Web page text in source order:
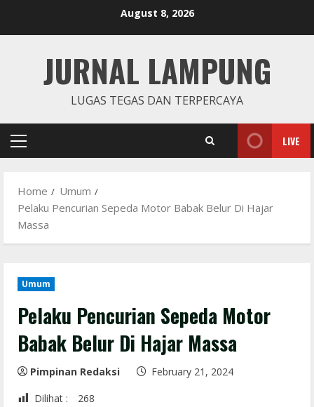
August 8, 2026
JURNAL LAMPUNG
LUGAS TEGAS DAN TERPERCAYA
Primary
LIVE
Home
Umum
Pelaku Pencurian Sepeda Motor Babak Belur Di Hajar
Massa
Umum
Pelaku Pencurian Sepeda Motor
Babak Belur Di Hajar Massa
Pimpinan Redaksi
February 21, 2024
Dilihat :
268